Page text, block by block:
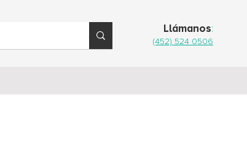
Llámanos:
(452) 524 0506